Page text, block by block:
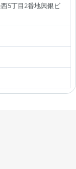
5丁目2番地興銀ビ